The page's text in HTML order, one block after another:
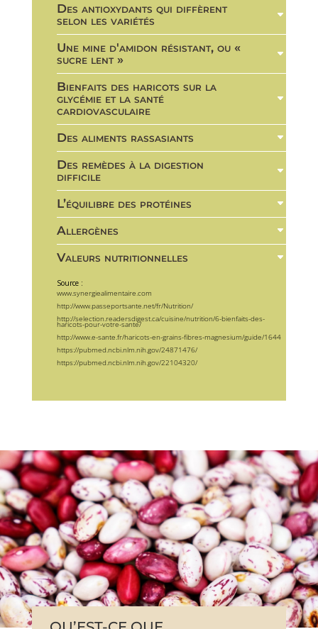
Des antioxydants qui diffèrent
selon les variétés
Une mine d'amidon résistant, ou «
sucre lent »
Bienfaits des haricots sur la
glycémie et la santé
cardiovasculaire
Des aliments rassasiants
Des remèdes à la digestion
difficile
L’équilibre des protéines
Allergènes
Valeurs nutritionnelles
Source :
www.synergiealimentaire.com
http://www.passeportsante.net/fr/Nutrition/
http://selection.readersdigest.ca/cuisine/nutrition/6-bienfaits-des-
haricots-pour-votre-sante/
http://www.e-sante.fr/haricots-en-grains-fibres-magnesium/guide/1644
https://pubmed.ncbi.nlm.nih.gov/24871476/
https://pubmed.ncbi.nlm.nih.gov/22104320/